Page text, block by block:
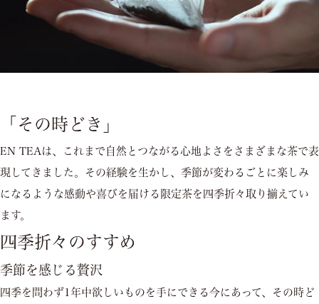
「その時どき」
EN TEAは、これまで自然とつながる心地よさをさまざまな茶で表
現してきました。その経験を生かし、季節が変わるごとに楽しみ
になるような感動や喜びを届ける限定茶を四季折々取り揃えてい
ます。
四季折々のすすめ
季節を感じる贅沢
四季を問わず1年中欲しいものを手にできる今にあって、その時ど